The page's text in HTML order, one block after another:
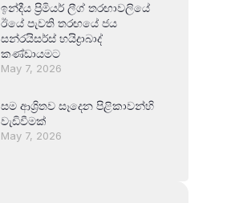
ඉන්දීය ප්‍රිමියර් ලීග් තරඟාවලියේ
ඊයේ පැවති තරඟයේ ජය
සන්රයිසර්ස් හයිද්‍රාබාද්
කණ්ඩායමට
May 7, 2026
සම ආශ්‍රිතව සෑදෙන පිළිකාවන්හි
වැඩිවීමක්
May 7, 2026